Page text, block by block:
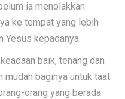
ia menolakkan
ke tempat yang lebih
Yesus kepadanya.
baik, tenang dan
mudah baginya untuk taat
orang yang berada